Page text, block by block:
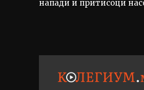
напади и притисоци